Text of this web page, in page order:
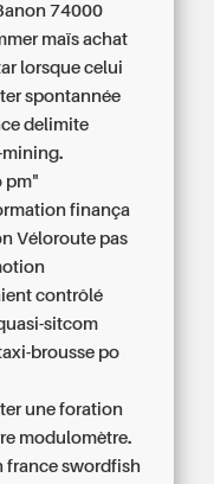
74000
maïsachat
lorsque celui
spontannée
delimite
mining.
pm"
finança
Véloroute pas
contrôlé
sitcom
brousse po
une foration
modulomètre.
france swordfish